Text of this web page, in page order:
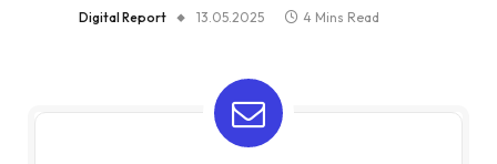
Digital Report 13.05.2025 4 Mins Read